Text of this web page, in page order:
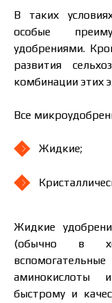
В таких
особые
удобрениями.
развития
комбинации этих
Все
Жидкие;
Жидкие
(обычно в
аминокислоты
быстрому и